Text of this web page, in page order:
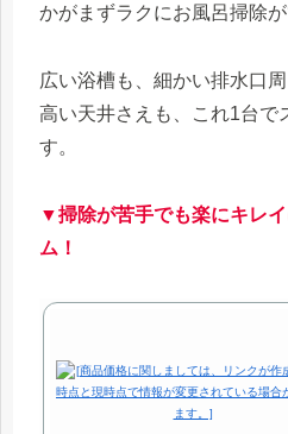
かがまずラクにお風呂掃除
広い浴槽も、細かい排水口周
高い天井さえも、これ1台で
す。
▼掃除が苦手でも楽にキレ
ム！